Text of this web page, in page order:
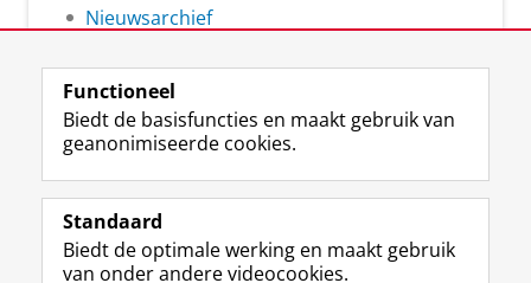
Nieuwsarchief
Volg de RUG
F
a
e
L
i
k
R
S
-
I
n
t
Y
o
T
Studiekiezers
Functioneel
Biedt de basisfuncties en maakt gebruik van
geanonimiseerde cookies.
Standaard
Biedt de optimale werking en maakt gebruik
van onder andere videocookies.